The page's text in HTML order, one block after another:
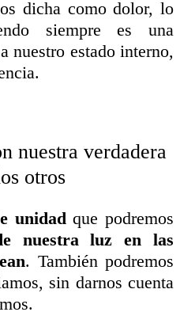
dicha como dolor, lo
siempre es una
nuestro estado interno,
nuestra verdadera
otros
unidad que podremos
nuestra luz en las
. También podremos
sin darnos cuenta